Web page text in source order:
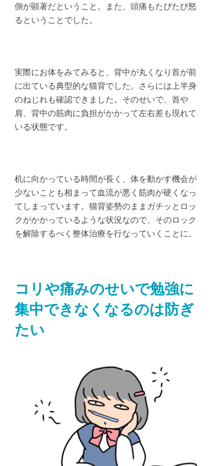
側が顕著だということ。また、頭痛もたびたび怒
るということでした。
実際にお体をみてみると、背中が丸くなり首が前
に出ている典型的な猫背でした。さらには上半身
のねじれも確認できました。そのせいで、首や
肩、背中の筋肉に負担がかかって左右差も現れて
いる状態です。
机に向かっている時間が長く、体を動かす機会が
少ないことも相まって血流が悪く筋肉が硬くなっ
てしまっています。猫背姿勢のままガチッとロッ
クがかかっているような状況なので、そのロック
を解除するべく整体治療を行なっていくことに。
コリや痛みのせいで勉強に
集中できなくなるのは防ぎ
たい